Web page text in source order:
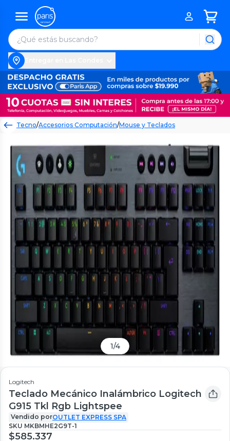
Tecno/Accesorios Computación/Mouse y Teclados
1/4
Logitech
Teclado Mecánico Inalámbrico Logitech
G915 Tkl Rgb Lightspee
Vendido porOUTLET EXPRESS SPA
SKU MKBMHE2G9T-1
$585.337